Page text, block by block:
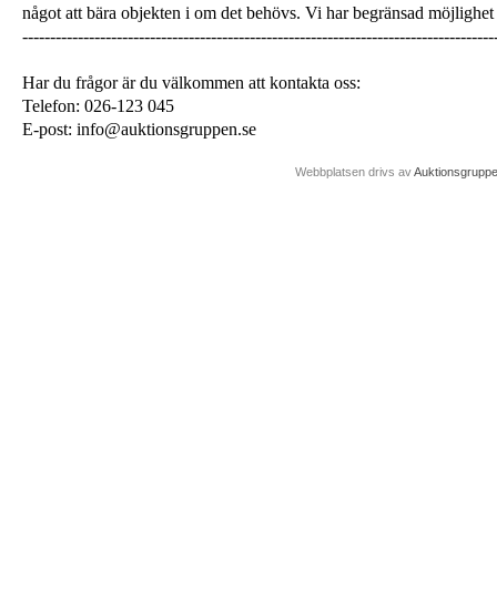
något att bära objekten i om det behövs. Vi har begränsad
Har du frågor är du välkommen att kontakta oss:
Telefon: 026-123 045
E-post: info@auktionsgruppen.se
Webbplatsen drivs av